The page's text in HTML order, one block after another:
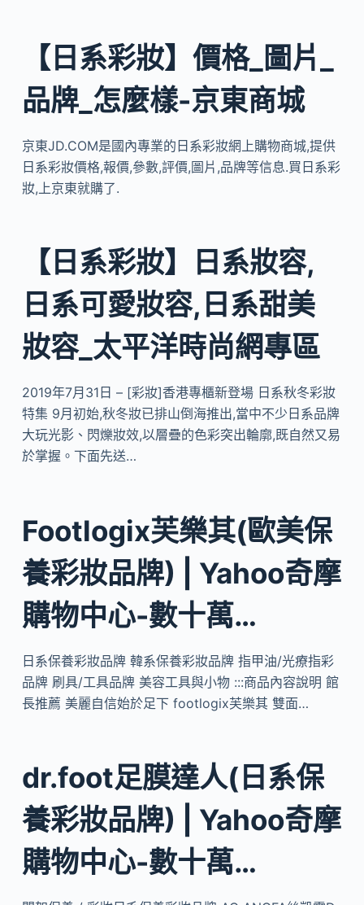
【日系彩妝】價格_圖片_
品牌_怎麼樣-京東商城
京東JD.COM是國內專業的日系彩妝網上購物商城,提供
日系彩妝價格,報價,參數,評價,圖片,品牌等信息.買日系彩
妝,上京東就購了.
【日系彩妝】日系妝容,
日系可愛妝容,日系甜美
妝容_太平洋時尚網專區
2019年7月31日 – [彩妝]香港專櫃新登場 日系秋冬彩妝
特集 9月初始,秋冬妝已排山倒海推出,當中不少日系品牌
大玩光影、閃爍妝效,以層疊的色彩突出輪廓,既自然又易
於掌握。下面先送…
Footlogix芙樂其(歐美保
養彩妝品牌) | Yahoo奇摩
購物中心-數十萬…
日系保養彩妝品牌 韓系保養彩妝品牌 指甲油/光療指彩
品牌 刷具/工具品牌 美容工具與小物 :::商品內容說明 館
長推薦 美麗自信始於足下 footlogix芙樂其 雙面…
dr.foot足膜達人(日系保
養彩妝品牌) | Yahoo奇摩
購物中心-數十萬…